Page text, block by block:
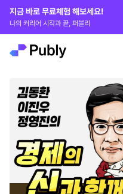
지금 바로 무료체험 해보세요!
나의 커리어 시작과 끝, 퍼블리